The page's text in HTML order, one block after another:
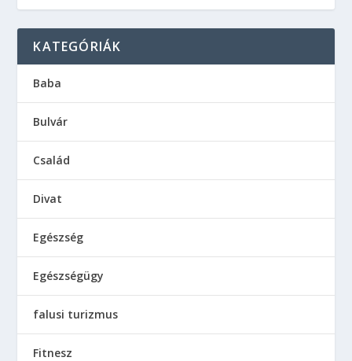
KATEGÓRIÁK
Baba
Bulvár
Család
Divat
Egészség
Egészségügy
falusi turizmus
Fitnesz